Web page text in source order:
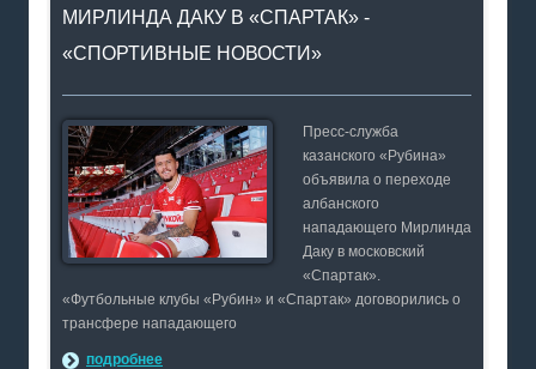
МИРЛИНДА ДАКУ В «СПАРТАК» -
«СПОРТИВНЫЕ НОВОСТИ»
Пресс-служба
казанского «Рубина»
объявила о переходе
албанского
нападающего Мирлинда
Даку в московский
«Спартак».
«Футбольные клубы «Рубин» и «Спартак» договорились о
трансфере нападающего
подробнее